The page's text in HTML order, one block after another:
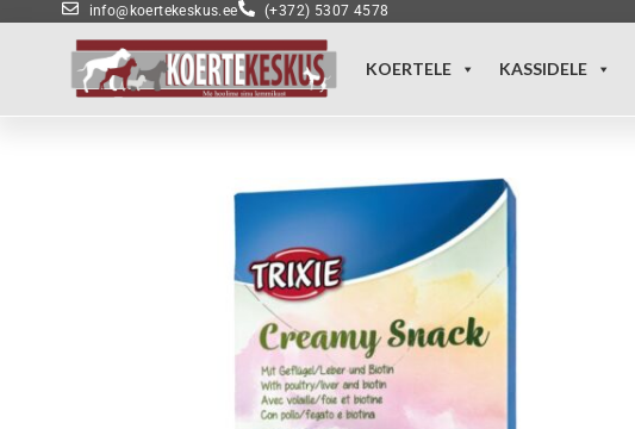
info@koertekeskus.ee (+372) 5307 4578
KOERTELE KASSIDELE